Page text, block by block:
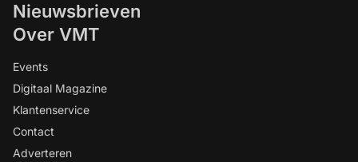
Nieuwsbrieven
Over VMT
Events
Digitaal Magazine
Klantenservice
Contact
Adverteren